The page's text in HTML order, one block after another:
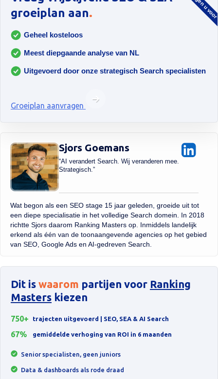
groeiplan aan.
Geheel kosteloos
Meest diepgaande analyse van NL
Uitgevoerd door onze strategisch Search specialisten
Groeiplan aanvragen
Sjors Goemans
“AI verandert Search. Wij veranderen mee.
Strategisch.”
Wat begon als een SEO stage 15 jaar geleden, groeide uit tot
een diepe specialisatie in het volledige Search domein. In 2018
richtte Sjors daarom Ranking Masters op. Inmiddels landelijk
erkend als één van de toonaangevende agencies op het gebied
van SEO, Google Ads en AI-gedreven Search.
Dit is waarom partijen voor Ranking
Masters kiezen
750+ trajecten uitgevoerd | SEO, SEA & AI Search
67% gemiddelde verhoging van ROI in 6 maanden
Senior specialisten, geen juniors
Data & dashboards als rode draad